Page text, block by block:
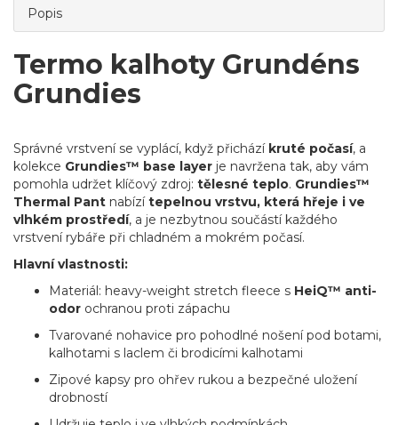
Popis
Termo kalhoty Grundéns
Grundies
Správné vrstvení se vyplácí, když přichází kruté počasí, a
kolekce Grundies™ base layer je navržena tak, aby vám
pomohla udržet klíčový zdroj: tělesné teplo. Grundies™
Thermal Pant nabízítepelnou vrstvu, která hřeje i ve
vlhkém prostředí, a je nezbytnou součástí každého
vrstvení rybáře při chladném a mokrém počasí.
Hlavní vlastnosti:
Materiál: heavy-weight stretch fleece s HeiQ™ anti-
odor ochranou proti zápachu
Tvarované nohavice pro pohodlné nošení pod botami,
kalhotami s laclem či brodicími kalhotami
Zipové kapsy pro ohřev rukou a bezpečné uložení
drobností